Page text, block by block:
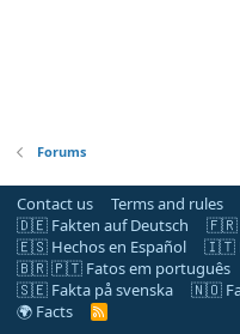
Forums
Contact us Terms and rules
🇩🇪 Fakten auf Deutsch
🇫🇷
🇪🇸 Hechos en Español
🇮🇹
🇧🇷 🇵🇹 Fatos em português
🇸🇪 Fakta på svenska
🇳🇴
🌍 Facts
R